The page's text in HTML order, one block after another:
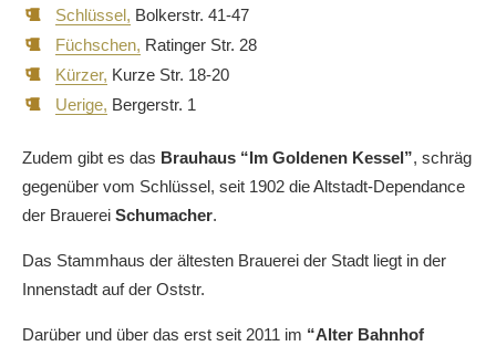
Schlüssel, Bolkerstr. 41-47
Füchschen, Ratinger Str. 28
Kürzer, Kurze Str. 18-20
Uerige, Bergerstr. 1
Zudem gibt es das Brauhaus “Im Goldenen Kessel”, schräg
gegenüber vom Schlüssel, seit 1902 die Altstadt-Dependance
der Brauerei Schumacher.
Das Stammhaus der ältesten Brauerei der Stadt liegt in der
Innenstadt auf der Oststr.
Darüber und über das erst seit 2011 im “Alter Bahnhof